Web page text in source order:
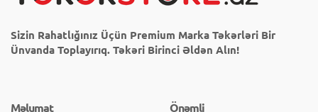
Sizin Rahatlığınız Üçün Premium Marka Təkərləri Bir
Ünvanda Toplayırıq. Təkəri Birinci Əldən Alın!
Məlumat Önəmli